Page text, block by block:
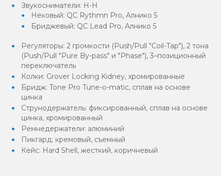
Звукосниматели: H-H
Нековый: QC Rythmn Pro, Алнико 5
Бриджевый: QC Lead Pro, Алнико 5
Регуляторы: 2 громкости (Push/Pull "Coil-Tap"), 2 тона
(Push/Pull "Pure By-pass" и "Phase"), 3–позиционный
переключатель
Колки: Grover Locking Kidney, хромированные
Бридж: Tone Pro Tune-o-matic, сплав на основе
цинка
Струнодержатель: фиксированный, сплав на основе
цинка, хромированный
Ремнедержатели: алюминий
Пикгард: кремовый, съемный
Кейс: Hard Shell, жесткий, коричневый